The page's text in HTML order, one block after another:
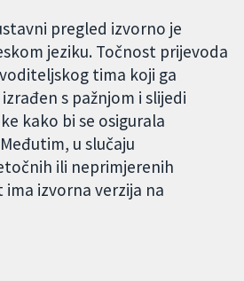
pregled izvorno je
jeziku. Točnost prijevoda
tima koji ga
s pažnjom i slijedi
kako bi se osigurala
u slučaju
ili neprimjerenih
izvorna verzija na